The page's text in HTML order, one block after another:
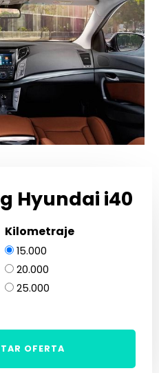
Hyundai i40
Kilometraje
15.000
20.000
25.000
OFERTA